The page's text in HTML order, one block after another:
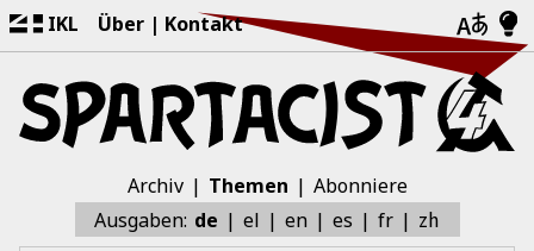
IKL Über Kontakt
Archiv Themen
Abonniere
Ausgaben: de el en es fr zh